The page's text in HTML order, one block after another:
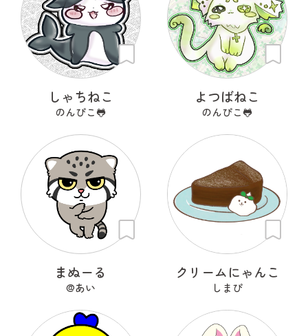
しゃちねこ
のんぴこ🐸
よつばねこ
のんぴこ🐸
まぬーる
@あい
クリームにゃんこ
しまぴ